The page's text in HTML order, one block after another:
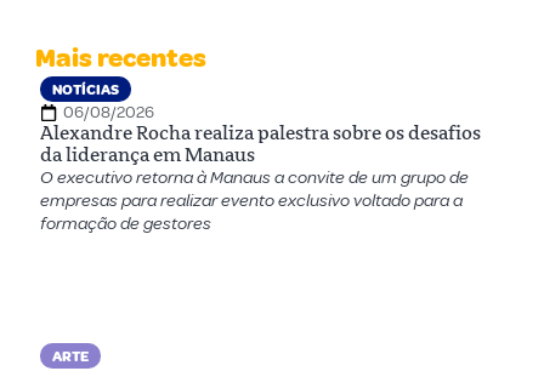
Mais recentes
NOTÍCIAS
06/08/2026
Alexandre Rocha realiza palestra sobre os desafios
da liderança em Manaus
O executivo retorna à Manaus a convite de um grupo de
empresas para realizar evento exclusivo voltado para a
formação de gestores
ARTE